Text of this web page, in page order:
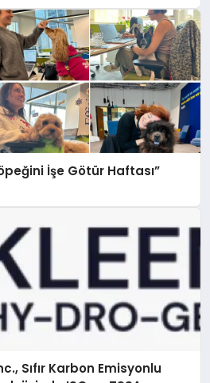
İşe Götür Haftası”
Sıfır Karbon Emisyonlu